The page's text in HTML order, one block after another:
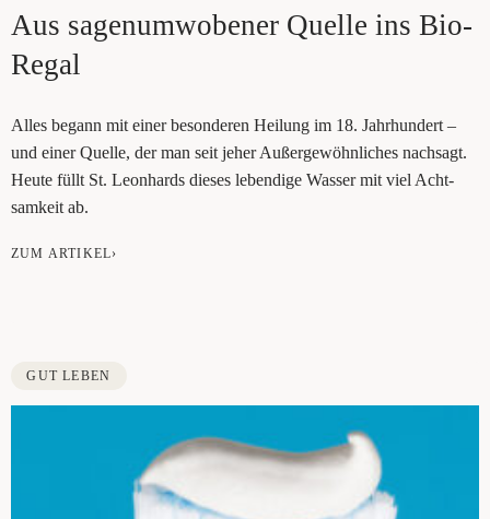
Aus sagen­um­wo­be­ner Quel­le ins Bio-
Regal
Alles begann mit einer beson­de­ren Hei­lung im 18. Jahr­hun­dert –
und einer Quel­le, der man seit jeher Außer­ge­wöhn­li­ches nach­sagt.
Heu­te füllt St. Leon­hards die­ses leben­di­ge Was­ser mit viel Acht­
sam­keit ab.
ZUM ARTIKEL›
GUT LEBEN